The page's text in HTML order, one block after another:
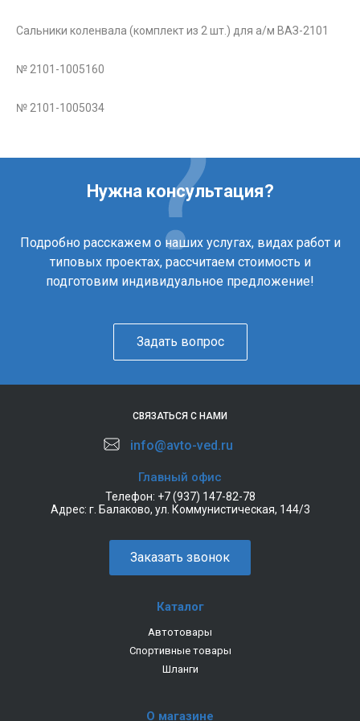
Сальники коленвала (комплект из 2 шт.) для а/м ВАЗ-2101
№ 2101-1005160
№ 2101-1005034
Нужна консультация?
Подробно расскажем о наших услугах, видах работ и
типовых проектах, рассчитаем стоимость и
подготовим индивидуальное предложение!
Задать вопрос
СВЯЗАТЬСЯ С НАМИ
info@avto-ved.ru
Главный офис
Телефон: +7 (937) 147-82-78
Адрес: г. Балаково, ул. Коммунистическая, 144/3
Заказать звонок
Каталог
Автотовары
Спортивные товары
Шланги
О магазине